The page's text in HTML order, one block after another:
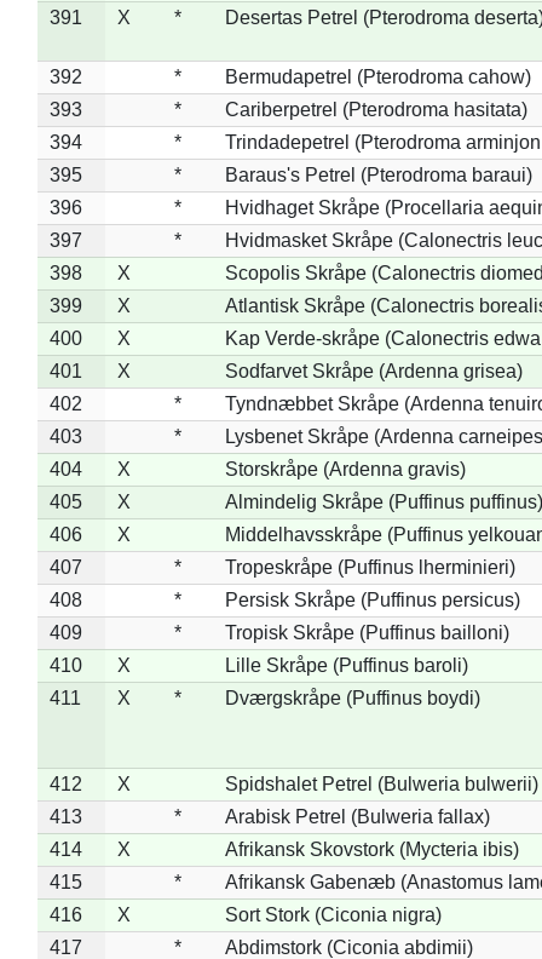
391
X * Desertas Petrel (Pterodroma
392 *
Bermudapetrel (Pterodroma cahow)
393
*
Cariberpetrel (Pterodroma hasitata)
394
*
Trindadepetrel (Pterodroma
395
*
Baraus's Petrel (Pterodroma baraui)
396
*
Hvidhaget Skråpe (Procellaria
397
*
Hvidmasket Skråpe (Calonectris
398
X
Scopolis Skråpe (Calonectris
399
X
Atlantisk Skråpe (Calonectris
400
X
Kap Verde-skråpe (Calonectris
401
X
Sodfarvet Skråpe (Ardenna grisea)
402
*
Tyndnæbbet Skråpe (Ardenna
403
*
Lysbenet Skråpe (Ardenna
404
X
Storskråpe (Ardenna gravis)
405
X
Almindelig Skråpe (Puffinus puffinus)
406
X
Middelhavsskråpe (Puffinus
407
*
Tropeskråpe (Puffinus lherminieri)
408
*
Persisk Skråpe (Puffinus persicus)
409
*
Tropisk Skråpe (Puffinus bailloni)
410
X
Lille Skråpe (Puffinus baroli)
411
X * Dværgskråpe (Puffinus boydi)
412 X
Spidshalet Petrel (Bulweria bulwerii)
413
*
Arabisk Petrel (Bulweria fallax)
414
X
Afrikansk Skovstork (Mycteria ibis)
415
*
Afrikansk Gabenæb (Anastomus
416
X
Sort Stork (Ciconia nigra)
417
*
Abdimstork (Ciconia abdimii)